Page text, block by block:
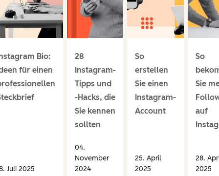
Bio:
für einen
Juli 2025
28
Instagram-
Tipps und
-Hacks, die
Sie kennen
sollten
04.
November
2024
So
erstellen
Sie einen
Instagram-
Account
25. April
2025
So
Sie
auf
28.
2025